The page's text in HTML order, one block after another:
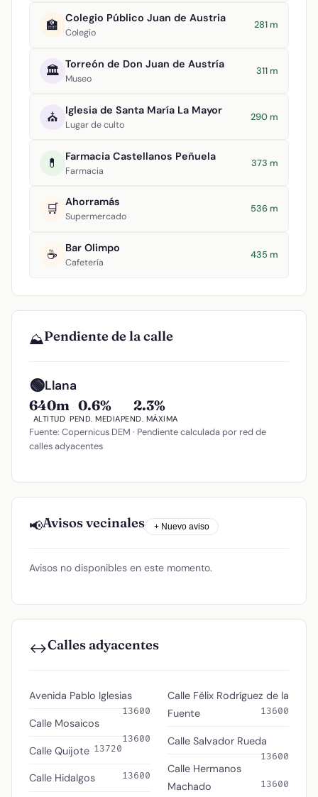
🏫 Colegio Público Juan de Austria
Colegio
281 m
🏛️ Torreón de Don Juan de Austría
Museo
311 m
⛪ Iglesia de Santa María La Mayor
Lugar de culto
290 m
💊 Farmacia Castellanos Peñuela
Farmacia
373 m
🛒 Ahorramás
Supermercado
536 m
☕ Bar Olimpo
Cafetería
435 m
⛰️Pendiente de la calle
🟢Llana
640m
ALTITUD
0.6%
PEND. MEDIA
2.3%
PEND. MÁXIMA
Fuente: Copernicus DEM · Pendiente calculada por red de
calles adyacentes
📢Avisos vecinales + Nuevo aviso
Avisos no disponibles en este momento.
↔️Calles adyacentes
Avenida Pablo Iglesias
13600
Calle Mosaicos
13600
Calle Quijote 13720
Calle Hidalgos 13600
Calle Félix Rodríguez de la
Fuente
13600
Calle Salvador Rueda
13600
Calle Hermanos
Machado
13600